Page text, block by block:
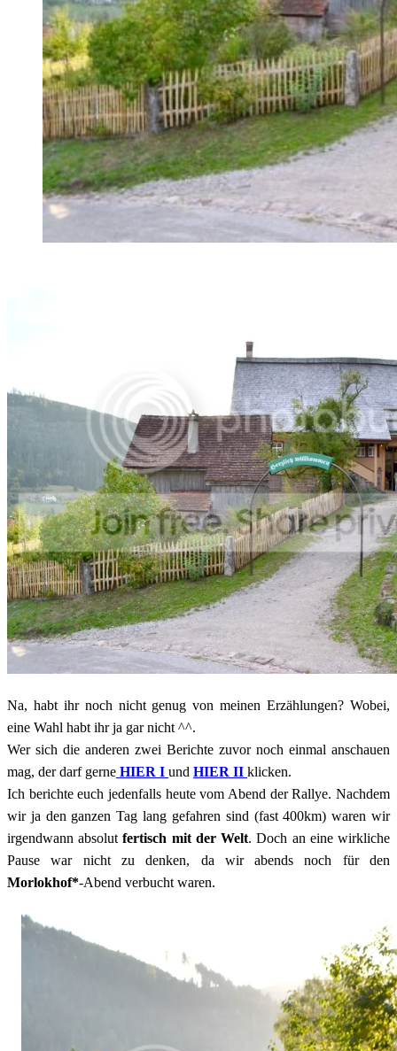
Na, habt ihr noch nicht genug von meinen Erzählungen? Wobei,
eine Wahl habt ihr ja gar nicht ^^.
Wer sich die anderen zwei Berichte zuvor noch einmal anschauen
mag, der darf gerne HIER I und HIER II klicken.
Ich berichte euch jedenfalls heute vom Abend der Rallye. Nachdem
wir ja den ganzen Tag lang gefahren sind (fast 400km) waren wir
irgendwann absolutfertisch mit der Welt. Doch an eine wirkliche
Pause war nicht zu denken, da wir abends noch für den
Morlokhof*-Abend verbucht waren.